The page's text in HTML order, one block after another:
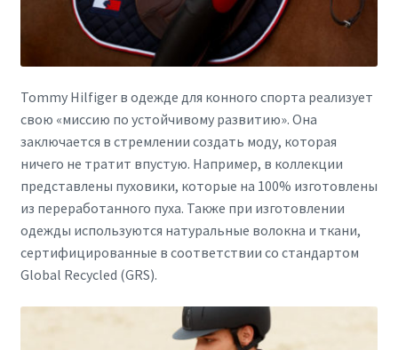
Tommy Hilfiger в одежде для конного спорта реализует
свою «миссию по устойчивому развитию». Она
заключается в стремлении создать моду, которая
ничего не тратит впустую. Например, в коллекции
представлены пуховики, которые на 100% изготовлены
из переработанного пуха. Также при изготовлении
одежды используются натуральные волокна и ткани,
сертифицированные в соответствии со стандартом
Global Recycled (GRS).